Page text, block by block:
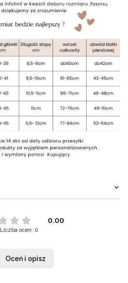
0.00
Liczba ocen: 0
Oceń i opisz